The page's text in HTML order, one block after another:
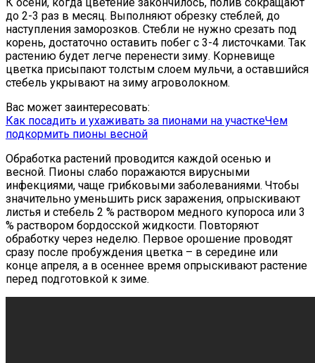
до 2-3 раз в месяц. Выполняют обрезку стеблей, до
наступления заморозков. Стебли не нужно срезать под
корень, достаточно оставить побег с 3-4 листочками. Так
растению будет легче перенести зиму. Корневище
цветка присыпают толстым слоем мульчи, а оставшийся
стебель укрывают на зиму агроволокном.
Вас может заинтересовать:
Как посадить и ухаживать за пионами на участкеЧем
подкормить пионы весной
Обработка растений проводится каждой осенью и
весной. Пионы слабо поражаются вирусными
инфекциями, чаще грибковыми заболеваниями. Чтобы
значительно уменьшить риск заражения, опрыскивают
листья и стебель 2 % раствором медного купороса или 3
% раствором бордосской жидкости. Повторяют
обработку через неделю. Первое орошение проводят
сразу после пробуждения цветка – в середине или
конце апреля, а в осеннее время опрыскивают растение
перед подготовкой к зиме.